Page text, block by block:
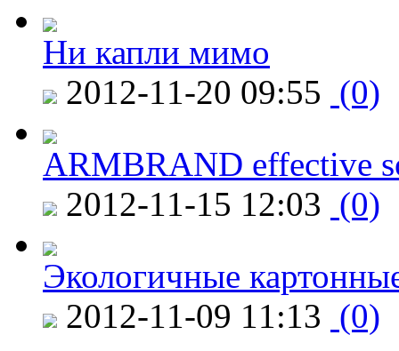
Ни капли мимо
2012-11-20 09:55 (0)
ARMBRAND effective
2012-11-15 12:03 (0)
Экологичные
2012-11-09 11:13 (0)